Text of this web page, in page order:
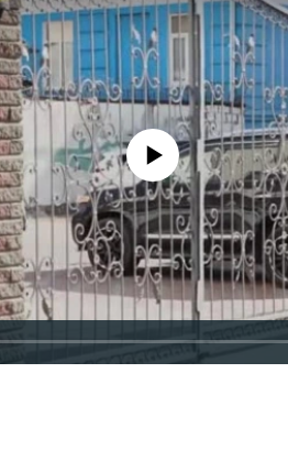
No media source currently